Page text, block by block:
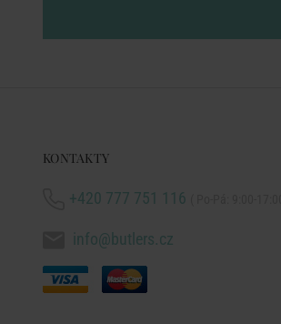
KONTAKTY
+420 777 751 116
info@butlers.cz